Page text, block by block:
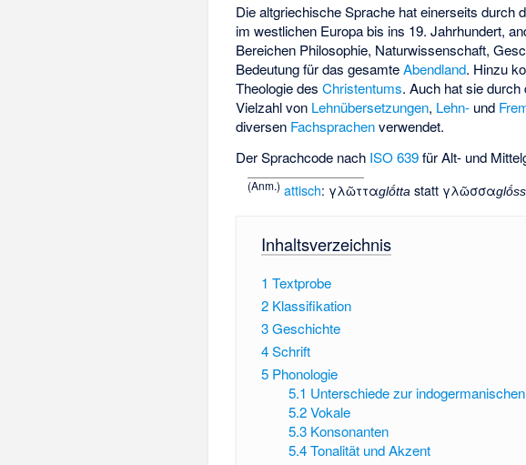
Die altgriechische Sprache hat einerseits durch
im westlichen Europa bis ins 19. Jahrhundert,
Bereichen Philosophie, Naturwissenschaft,
Bedeutung für das gesamteAbendland. Hinzu
Theologie desChristentums. Auch hat sie
Vielzahl von Lehnübersetzungen, Lehn- und
diversen Fachsprachenverwendet.
Der Sprachcode nach ISO 639für Alt- und
(Anm.) attisch: γλῶτταglṓtta statt γλῶσσα
Inhaltsverzeichnis
1 Textprobe
2 Klassifikation
3Geschichte
4Schrift
5 Phonologie
5.1 Unterschiede zur
5.2 Vokale
5.3 Konsonanten
5.4 Tonalität und Akzent